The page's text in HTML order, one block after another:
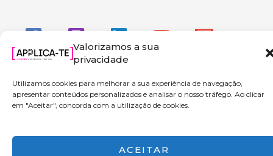
Valorizamos a sua
privacidade
Utilizamos cookies para melhorar a sua experiência de navegação,
apresentar conteúdos personalizados e analisar o nosso tráfego. Ao clicar
em "Aceitar", concorda com a utilização de cookies.
ACEITAR
Copyright © 2026 Applica-te | Powered by NOVA IMS